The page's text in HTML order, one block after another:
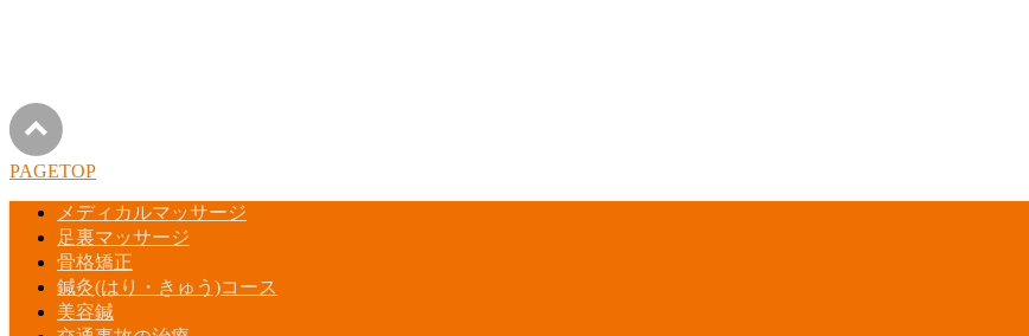
PAGETOP
メディカルマッサージ
足裏マッサージ
骨格矯正
鍼灸(はり・きゅう)コース
美容鍼